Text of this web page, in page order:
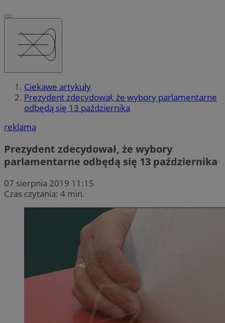
Ciekawe artykuły
Prezydent zdecydował, że wybory parlamentarne
odbędą się 13 października
reklama
Prezydent zdecydował, że wybory
parlamentarne odbędą się 13 października
07 sierpnia 2019 11:15
Czas czytania: 4 min.